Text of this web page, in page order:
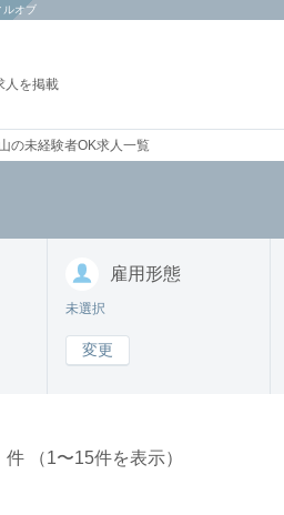
ルオブ
人を掲載
の未経験者OK求人一覧
雇用形態
未選択
変更
件 （1〜15件を表示）